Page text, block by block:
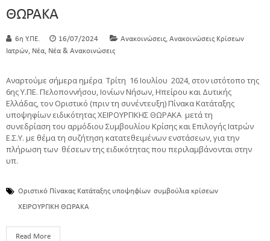
ΘΩΡΑΚΑ
6η Υ.ΠΕ. 16/07/2024 Ανακοινώσεις, Ανακοινώσεις Κρίσεων
Ιατρών, Νέα, Νέα & Ανακοινώσεις
Αναρτούμε σήμερα ημέρα Τρίτη 16 Ιουλίου 2024, στον ιστότοπο της
6ης Υ.ΠΕ. Πελοποννήσου, Ιονίων Νήσων, Ηπείρου και Δυτικής
Ελλάδας, τον Οριστικό (πριν τη συνέντευξη) Πίνακα Κατάταξης
υποψηφίων ειδικότητας ΧΕΙΡΟΥΡΓΙΚΗΣ ΘΩΡΑΚΑ μετά τη
συνεδρίαση του αρμόδιου Συμβουλίου Κρίσης και Επιλογής Ιατρών
Ε.Σ.Υ. με θέμα τη συζήτηση κατατεθειμένων ενστάσεων, για την
πλήρωση των θέσεων της ειδικότητας που περιλαμβάνονται στην
υπ.
Οριστικό Πίνακας Κατάταξης υποψηφίων συμβούλια κρίσεων
ΧΕΙΡΟΥΡΓΙΚΗ ΘΩΡΑΚΑ
Read More